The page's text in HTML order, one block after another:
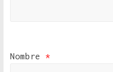
Nombre *